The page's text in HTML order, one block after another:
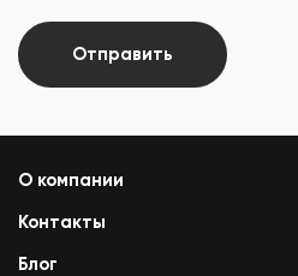
Отправить
О компании
Контакты
Блог